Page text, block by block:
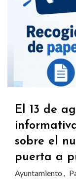
El 13 de
sobre el
puerta a
Ayuntamiento ,